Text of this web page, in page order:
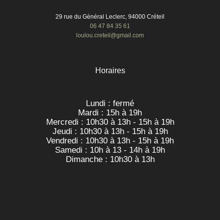
29 rue du Général Leclerc, 94000 Créteil
06 47 84 35 61
loulou.creteil@gmail.com
Horaires
Lundi : fermé
Mardi : 15h à 19h
Mercredi : 10h30 à 13h - 15h à 19h
Jeudi : 10h30 à 13h - 15h à 19h
Vendredi : 10h30 à 13h - 15h à 19h
Samedi : 10h à 13 - 14h à 19h
Dimanche : 10h30 à 13h